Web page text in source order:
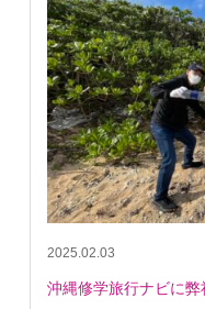
2025.02.03
沖縄修学旅行ナビに